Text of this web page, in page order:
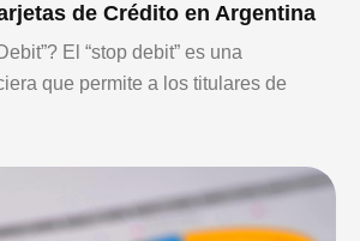
de Crédito en Argentina
El “stop debit” es una
que permite a los titulares de